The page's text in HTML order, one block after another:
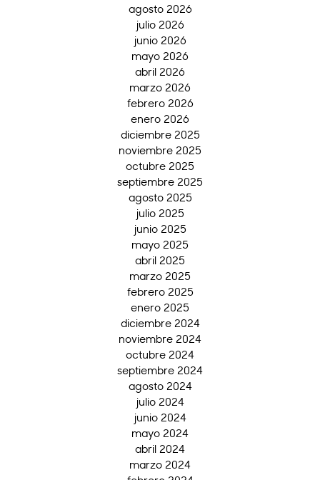
agosto 2026
julio 2026
junio 2026
mayo 2026
abril 2026
marzo 2026
febrero 2026
enero 2026
diciembre 2025
noviembre 2025
octubre 2025
septiembre 2025
agosto 2025
julio 2025
junio 2025
mayo 2025
abril 2025
marzo 2025
febrero 2025
enero 2025
diciembre 2024
noviembre 2024
octubre 2024
septiembre 2024
agosto 2024
julio 2024
junio 2024
mayo 2024
abril 2024
marzo 2024